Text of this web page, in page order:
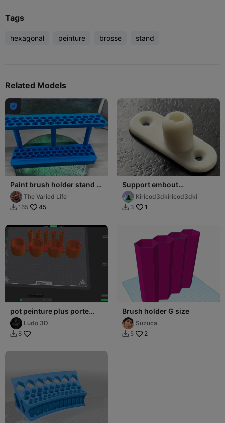
Tags
hexagonal peinture brosse stand
Related Models

Paint brush holder stand -
no supports
The Varied Life
 165 45
Support embout
hexagonale
Kiricod3dkiricod3dki
 3 1
pot peinture plus porte
pinceaux
Ludo 3D
 8
Brush holder G size
Suzuca
 5 2